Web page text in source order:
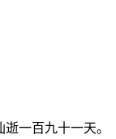
一百九十一天。